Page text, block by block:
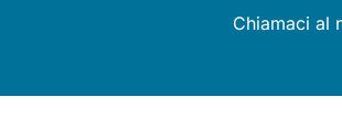
Chiamaci al